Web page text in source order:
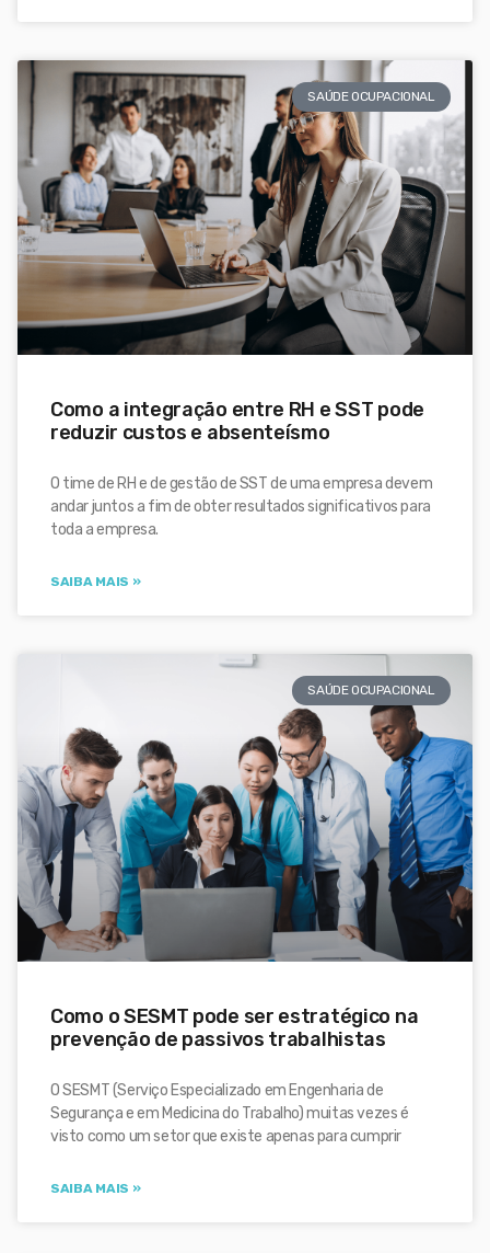
SAÚDE OCUPACIONAL
Como a integração entre RH e SST pode
reduzir custos e absenteísmo
O time de RH e de gestão de SST de uma empresa devem
andar juntos a fim de obter resultados significativos para
toda a empresa.
SAIBA MAIS »
SAÚDE OCUPACIONAL
Como o SESMT pode ser estratégico na
prevenção de passivos trabalhistas
O SESMT (Serviço Especializado em Engenharia de
Segurança e em Medicina do Trabalho) muitas vezes é
visto como um setor que existe apenas para cumprir
SAIBA MAIS »